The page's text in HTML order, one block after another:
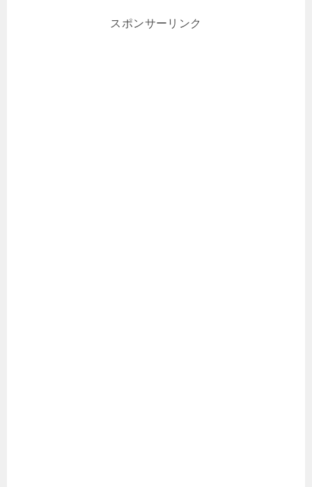
スポンサーリンク